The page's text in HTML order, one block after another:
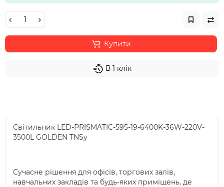
Купити
В 1 клік
Світильник LED-PRISMATIC-595-19-6400K-36W-220V-
3500L GOLDEN TNSy
Сучасне рішення для офісів, торгових залів,
навчальних закладів та будь-яких приміщень, де